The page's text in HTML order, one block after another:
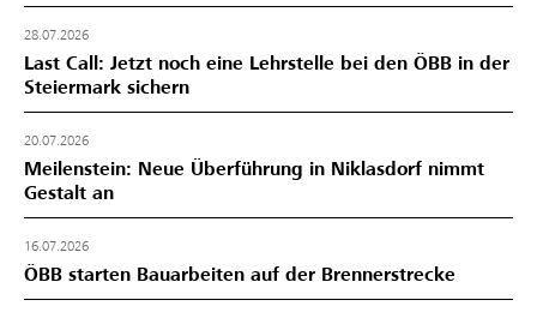
28.07.2026
Last Call: Jetzt noch eine Lehrstelle bei den ÖBB in der
Steiermark sichern
20.07.2026
Meilenstein: Neue Überführung in Niklasdorf nimmt
Gestalt an
16.07.2026
ÖBB starten Bauarbeiten auf der Brennerstrecke